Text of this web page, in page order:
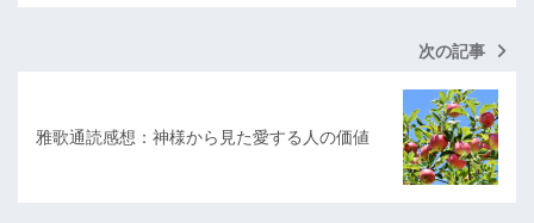
次の記事
雅歌通読感想：神様から見た愛する人の価値